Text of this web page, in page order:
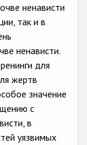
ненависти
так и в
ненависти.
для
жертв
значение
с
в
уязвимых